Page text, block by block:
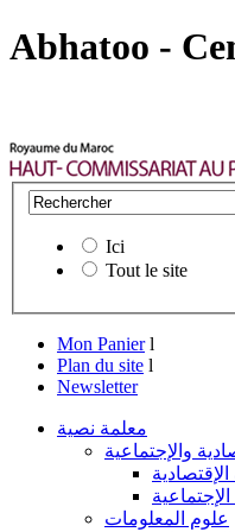
Abhatoo -
Ici
Tout le site
Mon Panier l
Plan du site l
Newsletter
معلمة نصية
والإجتماعية
الإقتصادية
الإجتماعية
علوم المعلومات